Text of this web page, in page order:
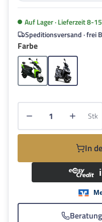
Auf Lager · Lieferzeit 8-
Speditionsversand · frei
Farbeauswählen
Grün Schwarz
Produkt Stk
In